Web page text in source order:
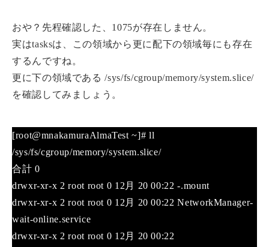
おや？先程確認した、1075が存在しません。
実はtasksは、この領域から更に配下の領域毎にも存在
するんですね。
更に下の領域である /sys/fs/cgroup/memory/system.slice/
を確認してみましょう。
[root@mnakamuraAlmaTest ~]# ll
/sys/fs/cgroup/memory/system.slice/
合計 0
drwxr-xr-x 2 root root 0 12月 20 00:22 -.mount
drwxr-xr-x 2 root root 0 12月 20 00:22 NetworkManager-
wait-online.service
drwxr-xr-x 2 root root 0 12月 20 00:22